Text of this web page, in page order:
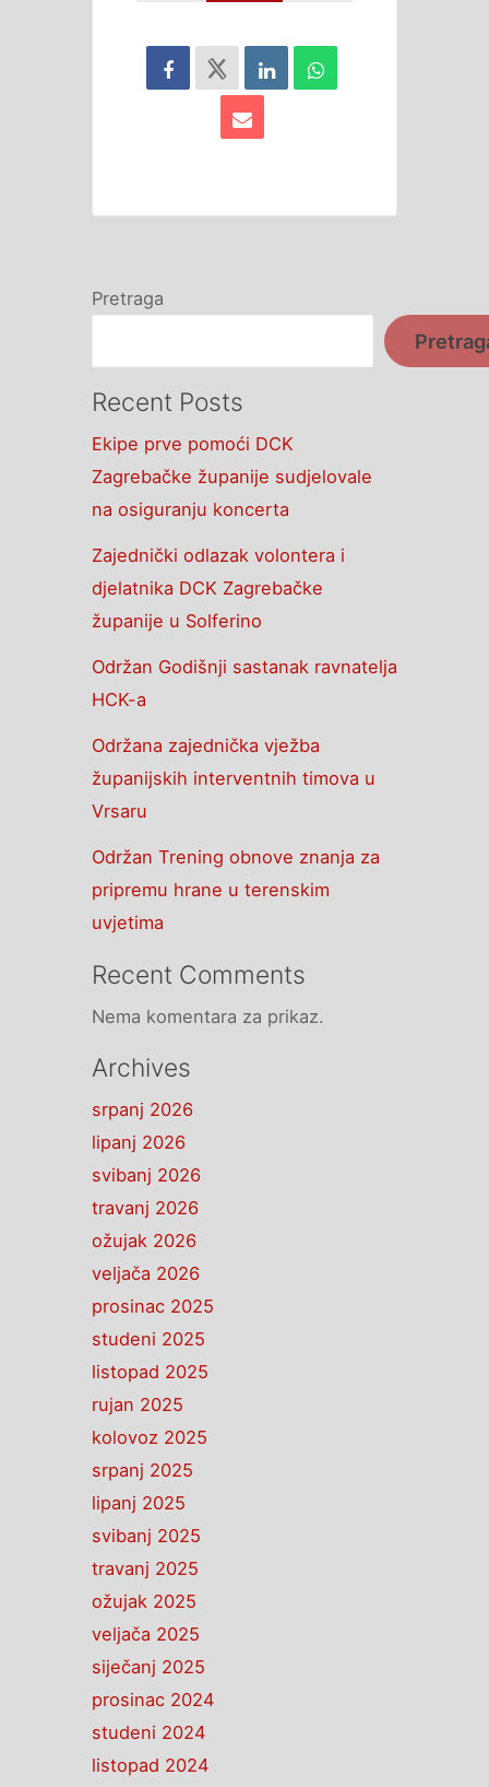
Pretraga
Recent Posts
Ekipe prve pomoći DCK
Zagrebačke županije sudjelovale
na osiguranju koncerta
Zajednički odlazak volontera i
djelatnika DCK Zagrebačke
županije u Solferino
Održan Godišnji sastanak ravnatelja
HCK-a
Održana zajednička vježba
županijskih interventnih timova u
Vrsaru
Održan Trening obnove znanja za
pripremu hrane u terenskim
uvjetima
Recent Comments
Nema komentara za prikaz.
Archives
srpanj 2026
lipanj 2026
svibanj 2026
travanj 2026
ožujak 2026
veljača 2026
prosinac 2025
studeni 2025
listopad 2025
rujan 2025
kolovoz 2025
srpanj 2025
lipanj 2025
svibanj 2025
travanj 2025
ožujak 2025
veljača 2025
siječanj 2025
prosinac 2024
studeni 2024
listopad 2024